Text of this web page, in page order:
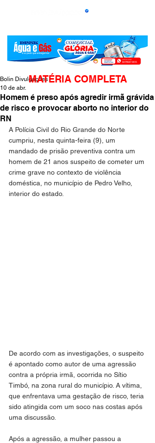
Homem é preso após agredir irmã grávida
de risco e provocar aborto no interior do
RN
Bolin Divulgações
10 de abr.
A Polícia Civil do Rio Grande do Norte
cumpriu, nesta quinta-feira (9), um
mandado de prisão preventiva contra um
homem de 21 anos suspeito de cometer um
crime grave no contexto de violência
doméstica, no município de Pedro Velho,
interior do estado.
De acordo com as investigações, o suspeito
é apontado como autor de uma agressão
contra a própria irmã, ocorrida no Sítio
Timbó, na zona rural do município. A vítima,
que enfrentava uma gestação de risco, teria
sido atingida com um soco nas costas após
uma discussão.
Após a agressão, a mulher passou a
MATÉRIA COMPLETA